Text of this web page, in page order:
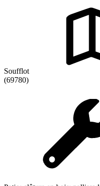
Soufflot
(69780)